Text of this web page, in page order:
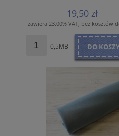
19,50 zł
zawiera 23.00% VAT, bez kosztów
0,5MB DO